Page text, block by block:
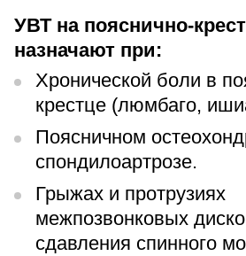
Версия для
УВТ на пояснично-
назначают при:
Хронической боли в
крестце (люмбаго,
Поясничном
спондилоартрозе.
Грыжах и протрузиях
межпозвонковых
сдавления спинного